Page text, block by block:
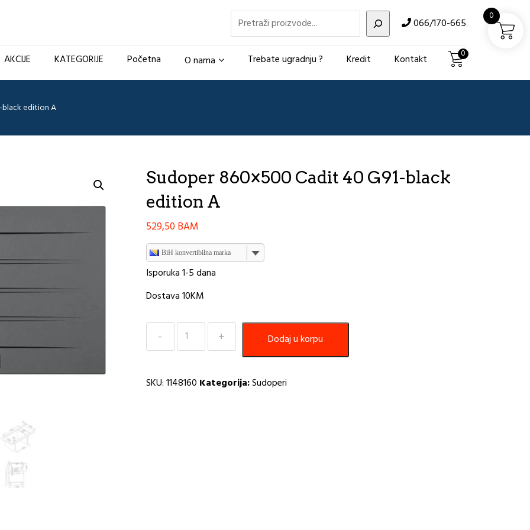
Pretraži 066/170-665
AKCIJE KATEGORIJE Početna O nama Trebate ugradnju ? Kredit Kontakt 0
black edition A
Sudoper 860×500 Cadit 40 G91-black
edition A
529,50 BAM
BiH konvertibilna marka
Isporuka 1-5 dana
Dostava 10KM
Sudoper
860x500
G91-
Dodaj u korpu
SKU:1148160 Kategorija:Sudoperi
0